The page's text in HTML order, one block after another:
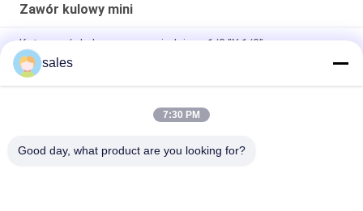
Zawór kulowy mini
Kuty zawór kulowy z rurą miedzianą 1/2 "X 1/2"
Precyzyjny zawór kulowy z mosiądzu naturalnego CW614N
CW617N FIP
Umywalka o wysokiej wytrzymałości 600PSI 3/4''X3/4'' Mini
sales
7:30 PM
Good day, what product are you looking for?